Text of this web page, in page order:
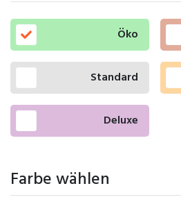
Öko
Standard
Deluxe
Farbe wählen